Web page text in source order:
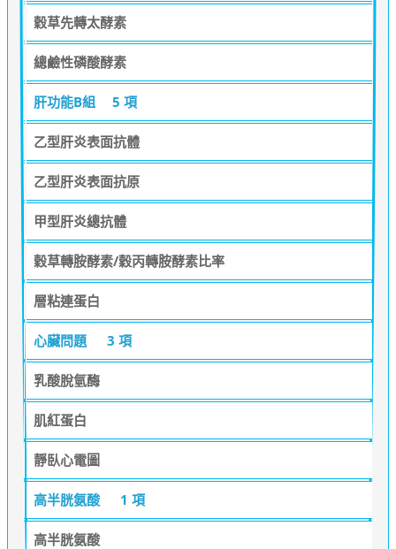
穀草先轉太酵素
總鹼性磷酸酵素
肝功能B組 5 項
乙型肝炎表面抗體
乙型肝炎表面抗原
甲型肝炎總抗體
穀草轉胺酵素/穀丙轉胺酵素比率
層粘連蛋白
心臟問題 3 項
乳酸脫氫酶
肌紅蛋白
靜臥心電圖
高半胱氨酸 1 項
高半胱氨酸